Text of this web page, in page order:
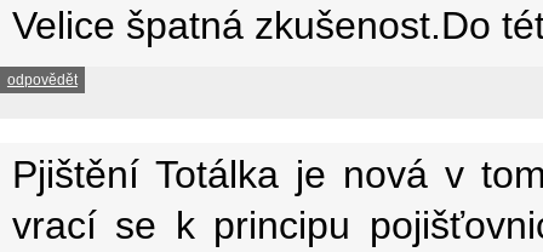
Velice špatná zkušenost.Do
odpovědět
Pjištění Totálka je nová v
vrací se k principu